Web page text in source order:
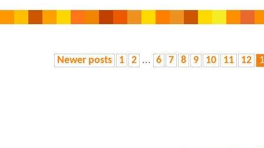
Newer posts 1 2 ... 6 7 8 9 10 11 12